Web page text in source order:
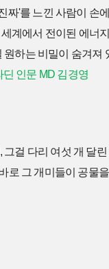
짜'를 느낀 사람이 손
계에서 전이된 에너
하는 비밀이 숨겨져
딘 인문 MD 김경영
걸 다리 여섯 개 달
그 개미들이 공물